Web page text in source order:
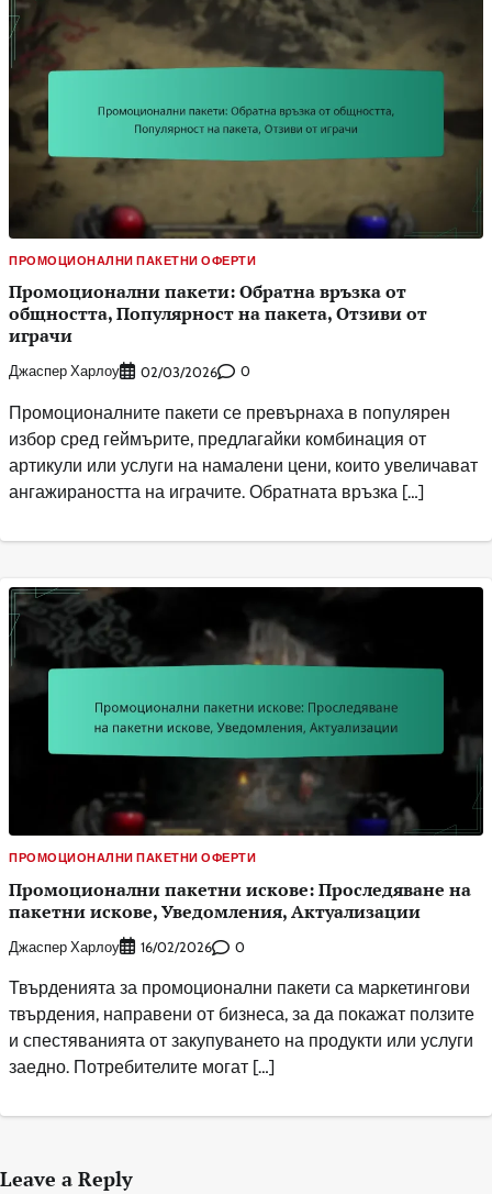
ПРОМОЦИОНАЛНИ ПАКЕТНИ ОФЕРТИ
Промоционални пакети: Обратна връзка от
общността, Популярност на пакета, Отзиви от
играчи
Джаспер Харлоу 02/03/2026 0
Промоционалните пакети се превърнаха в популярен
избор сред геймърите, предлагайки комбинация от
артикули или услуги на намалени цени, които увеличават
ангажираността на играчите. Обратната връзка […]
ПРОМОЦИОНАЛНИ ПАКЕТНИ ОФЕРТИ
Промоционални пакетни искове: Проследяване на
пакетни искове, Уведомления, Актуализации
Джаспер Харлоу 16/02/2026 0
Твърденията за промоционални пакети са маркетингови
твърдения, направени от бизнеса, за да покажат ползите
и спестяванията от закупуването на продукти или услуги
заедно. Потребителите могат […]
Leave a Reply